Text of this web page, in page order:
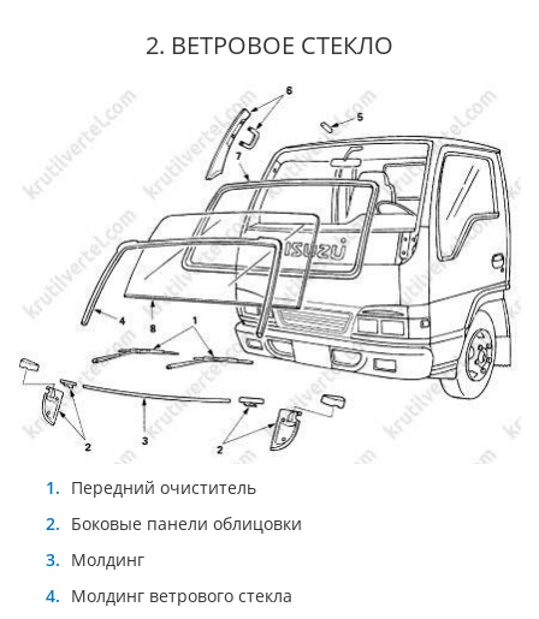
2. ВЕТРОВОЕ СТЕКЛО
Передний очиститель
Боковые панели облицовки
Молдинг
Молдинг ветрового стекла